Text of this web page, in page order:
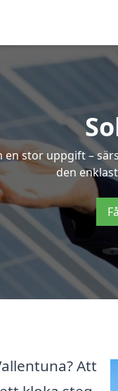
en stor uppgift –
den
Att